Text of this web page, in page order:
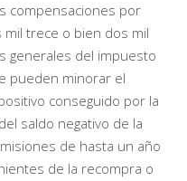
compensaciones por
trece o bien dos mil
generales del impuesto
pueden minorar el
conseguido por la
saldo negativo de la
de hasta un año
de la recompra o